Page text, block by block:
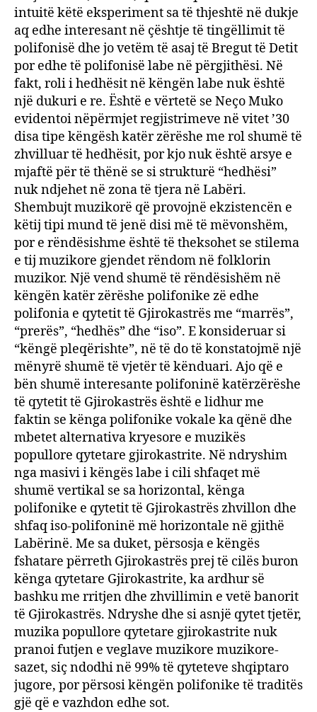
intuitë këtë eksperiment sa të thjeshtë në dukje
aq edhe interesant në çështje të tingëllimit të
polifonisë dhe jo vetëm të asaj të Bregut të Detit
por edhe të polifonisë labe në përgjithësi. Në
fakt, roli i hedhësit në këngën labe nuk është
një dukuri e re. Është e vërtetë se Neço Muko
evidentoi nëpërmjet regjistrimeve në vitet ’30
disa tipe këngësh katër zërëshe me rol shumë të
zhvilluar të hedhësit, por kjo nuk është arsye e
mjaftë për të thënë se si strukturë “hedhësi”
nuk ndjehet në zona të tjera në Labëri.
Shembujt muzikorë që provojnë ekzistencën e
këtij tipi mund të jenë disi më të mëvonshëm,
por e rëndësishme është të theksohet se stilema
e tij muzikore gjendet rëndom në folklorin
muzikor. Një vend shumë të rëndësishëm në
këngën katër zërëshe polifonike zë edhe
polifonia e qytetit të Gjirokastrës me “marrës”,
“prerës”, “hedhës” dhe “iso”. E konsideruar si
“këngë pleqërishte”, në të do të konstatojmë një
mënyrë shumë të vjetër të kënduari. Ajo që e
bën shumë interesante polifoninë katërzërëshe
të qytetit të Gjirokastrës është e lidhur me
faktin se kënga polifonike vokale ka qënë dhe
mbetet alternativa kryesore e muzikës
popullore qytetare gjirokastrite. Në ndryshim
nga masivi i këngës labe i cili shfaqet më
shumë vertikal se sa horizontal, kënga
polifonike e qytetit të Gjirokastrës zhvillon dhe
shfaq iso-polifoninë më horizontale në gjithë
Labërinë. Me sa duket, përsosja e këngës
fshatare përreth Gjirokastrës prej të cilës buron
kënga qytetare Gjirokastrite, ka ardhur së
bashku me rritjen dhe zhvillimin e vetë banorit
të Gjirokastrës. Ndryshe dhe si asnjë qytet tjetër,
muzika popullore qytetare gjirokastrite nuk
pranoi futjen e veglave muzikore muzikore-
sazet, siç ndodhi në 99% të qyteteve shqiptaro
jugore, por përsosi këngën polifonike të traditës
gjë që e vazhdon edhe sot.